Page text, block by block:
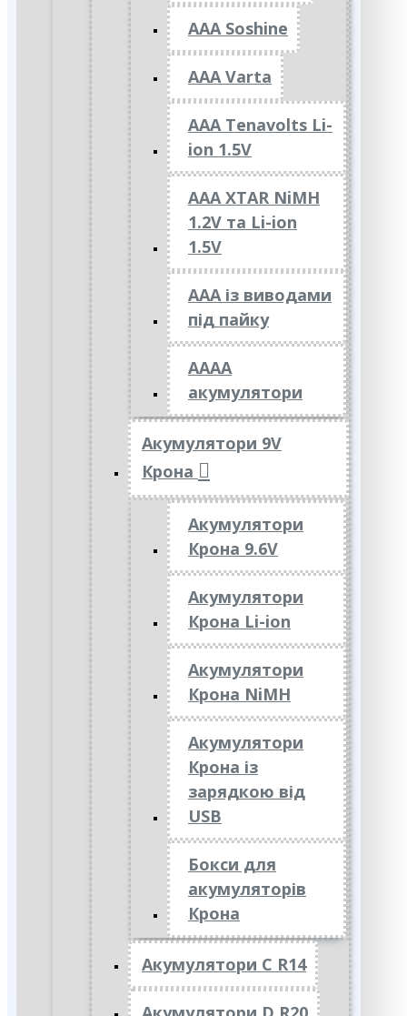
AAA Soshine
AAA Varta
AAA Tenavolts Li-
ion 1.5V
AAA XTAR NiMH
1.2V та Li-ion
1.5V
ААА із виводами
під пайку
АААА
акумулятори
Акумулятори 9V
Крона
Акумулятори
Крона 9.6V
Акумулятори
Крона Li-ion
Акумулятори
Крона NiMH
Акумулятори
Крона із
зарядкою від
USB
Бокси для
акумуляторів
Крона
Акумулятори C R14